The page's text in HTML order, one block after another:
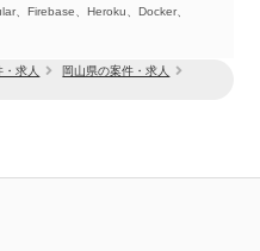
・求人
岡山県の案件・求人
、Firebase、Heroku、Docker、